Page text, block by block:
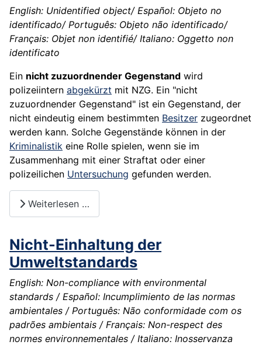
English: Unidentified object/ Español: Objeto no
identificado/ Português: Objeto não identificado/
Français: Objet non identifié/ Italiano: Oggetto non
identificato
Ein nicht zuzuordnender Gegenstand wird
polizeiintern abgekürzt mit NZG. Ein "nicht
zuzuordnender Gegenstand" ist ein Gegenstand, der
nicht eindeutig einem bestimmten Besitzer zugeordnet
werden kann. Solche Gegenstände können in der
Kriminalistik eine Rolle spielen, wenn sie im
Zusammenhang mit einer Straftat oder einer
polizeilichen Untersuchung gefunden werden.
Weiterlesen …
Nicht-Einhaltung der
Umweltstandards
English: Non-compliance with environmental
standards / Español: Incumplimiento de las normas
ambientales / Português: Não conformidade com os
padrões ambientais / Français: Non-respect des
normes environnementales / Italiano: Inosservanza